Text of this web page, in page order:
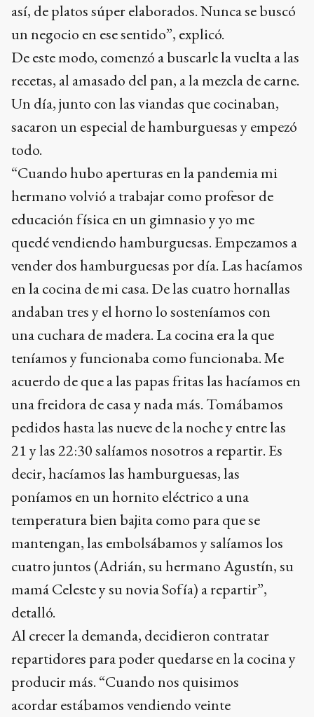
así, de platos súper elaborados. Nunca se buscó
un negocio en ese sentido”, explicó.
De este modo, comenzó a buscarle la vuelta a las
recetas, al amasado del pan, a la mezcla de carne.
Un día, junto con las viandas que cocinaban,
sacaron un especial de hamburguesas y empezó
todo.
“Cuando hubo aperturas en la pandemia mi
hermano volvió a trabajar como profesor de
educación física en un gimnasio y yo me
quedé vendiendo hamburguesas. Empezamos a
vender dos hamburguesas por día. Las hacíamos
en la cocina de mi casa. De las cuatro hornallas
andaban tres y el horno lo sosteníamos con
una cuchara de madera. La cocina era la que
teníamos y funcionaba como funcionaba. Me
acuerdo de que a las papas fritas las hacíamos en
una freidora de casa y nada más. Tomábamos
pedidos hasta las nueve de la noche y entre las
21 y las 22:30 salíamos nosotros a repartir. Es
decir, hacíamos las hamburguesas, las
poníamos en un hornito eléctrico a una
temperatura bien bajita como para que se
mantengan, las embolsábamos y salíamos los
cuatro juntos (Adrián, su hermano Agustín, su
mamá Celeste y su novia Sofía) a repartir”,
detalló.
Al crecer la demanda, decidieron contratar
repartidores para poder quedarse en la cocina y
producir más. “Cuando nos quisimos
acordar estábamos vendiendo veinte